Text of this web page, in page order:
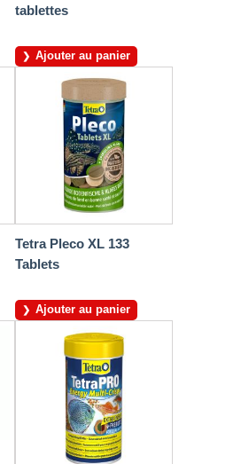
tablettes
Ajouter au panier
Tetra Pleco XL 133
Tablets
Ajouter au panier